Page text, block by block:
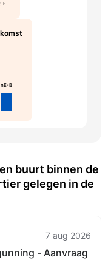
nE-B
buurt binnen de
gelegen in de
7 aug 2026
- Aanvraag